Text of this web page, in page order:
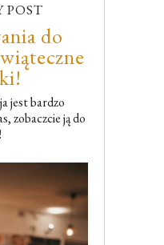
POST
do
jest bardzo
zobaczcie ją do